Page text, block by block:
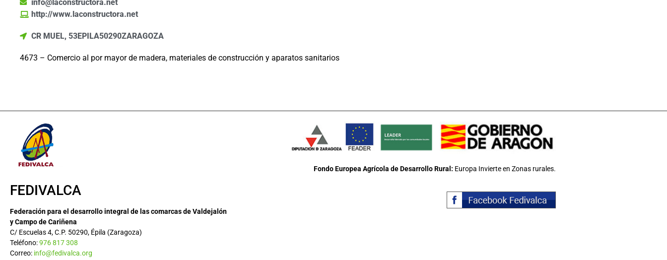
info@laconstructora.net
http://www.laconstructora.net
CR MUEL, 53EPILA50290ZARAGOZA
4673 – Comercio al por mayor de madera, materiales de construcción y aparatos sanitarios
FEDIVALCA
Federación para el desarrollo integral de las comarcas de Valdejalón
y Campo de Cariñena
C/ Escuelas 4, C.P. 50290, Épila (Zaragoza)
Teléfono:976 817 308
Correo: info@fedivalca.org
Fondo Europea Agrícola de Desarrollo Rural: Europa Invierte en Zonas rurales.